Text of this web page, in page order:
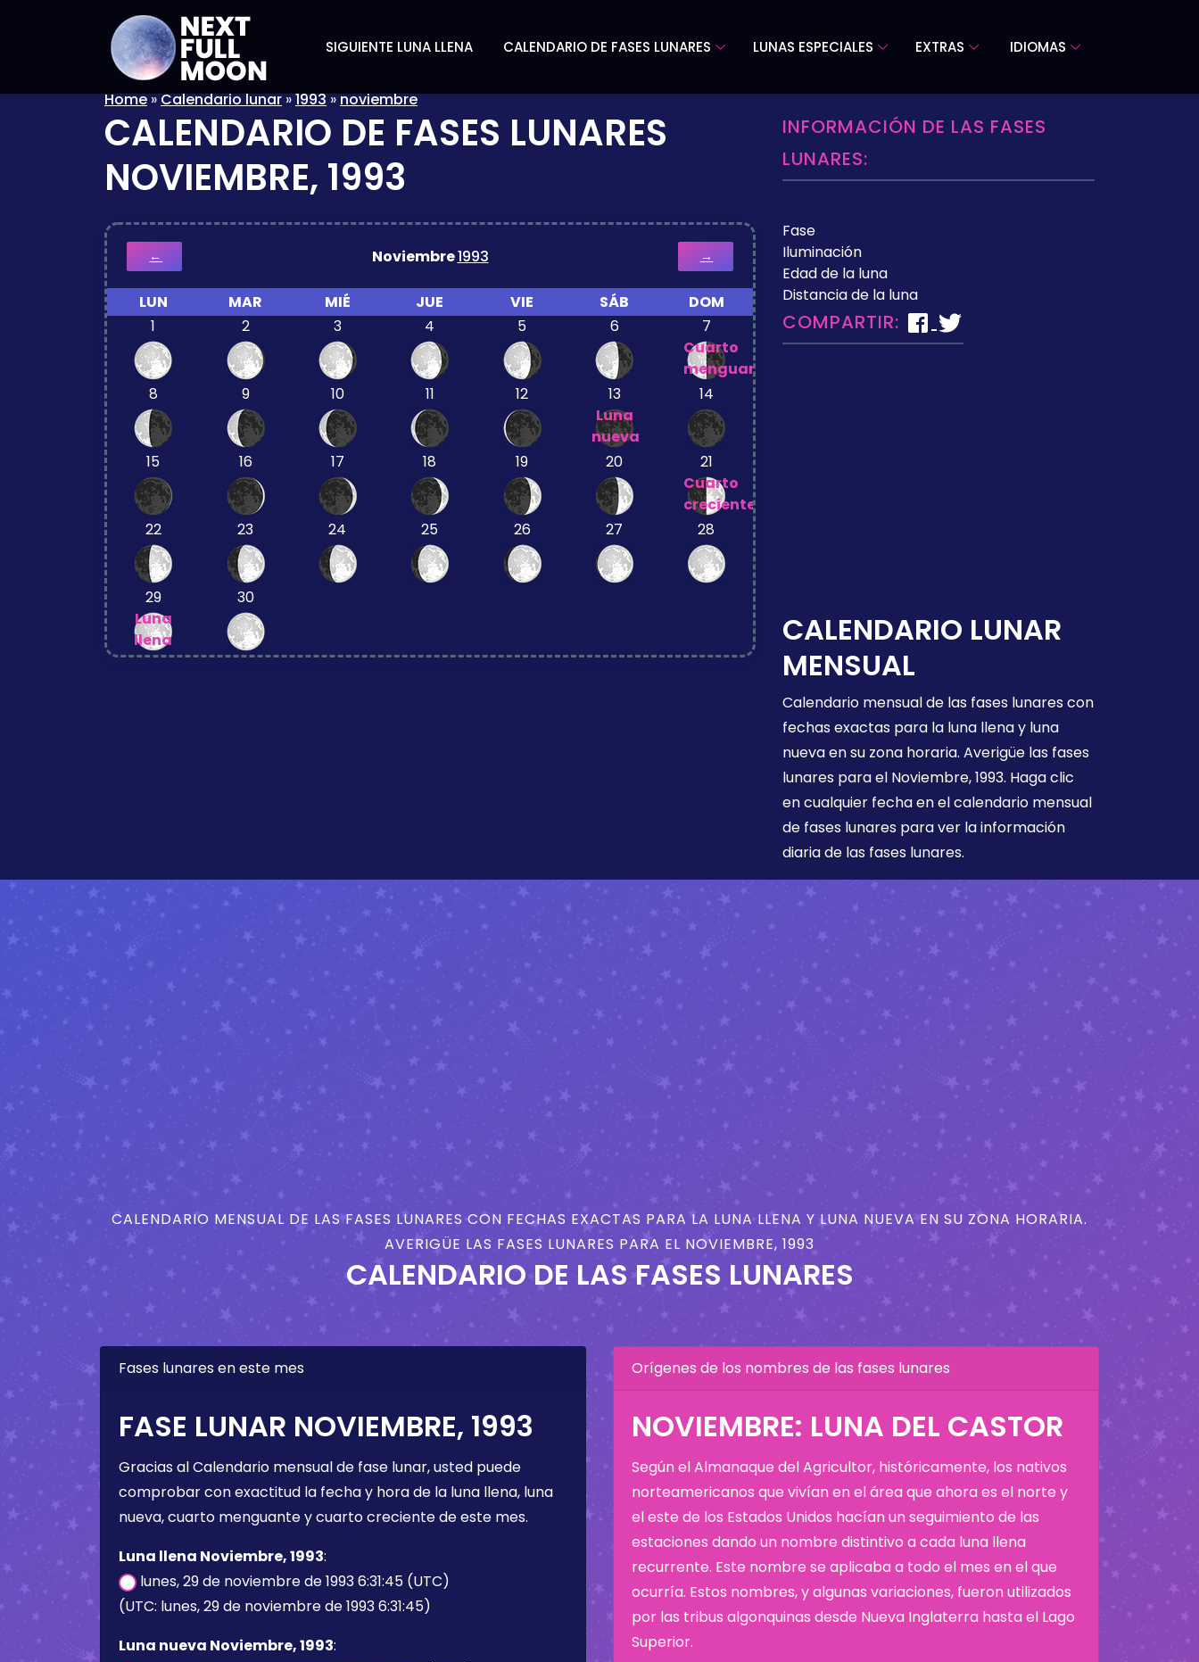
SIGUIENTE LUNA LLENA CALENDARIO DE FASES LUNARES LUNAS ESPECIALES EXTRAS IDIOMAS
Home»Calendario lunar»1993»noviembre
CALENDARIO DE FASES LUNARES
NOVIEMBRE, 1993
← Noviembre1993 →
LUN MAR MIÉ JUE VIE SÁB
DOM
1
2 3 4 5 6
7
Cuarto
menguante
8
9 10 11 12
13
Luna
nueva
14
15 16 17 18 19 20
21
Cuarto
creciente
22
23 24 25 26 27 28
29
Luna
llena
30
INFORMACIÓN DE LAS FASES
LUNARES:
Fase
Iluminación
Edad de la luna
Distancia de la luna
COMPARTIR:
CALENDARIO LUNAR
MENSUAL
Calendario mensual de las fases lunares con
fechas exactas para la luna llena y luna
nueva en su zona horaria. Averigüe las fases
lunares para el Noviembre, 1993. Haga clic
en cualquier fecha en el calendario mensual
de fases lunares para ver la información
diaria de las fases lunares.
CALENDARIO MENSUAL DE LAS FASES LUNARES CON FECHAS EXACTAS PARA LA LUNA LLENA Y LUNA NUEVA EN SU ZONA HORARIA.
AVERIGÜE LAS FASES LUNARES PARA EL NOVIEMBRE, 1993
CALENDARIO DE LAS FASES LUNARES
Fases lunares en este mes
FASE LUNAR NOVIEMBRE, 1993
Gracias al Calendario mensual de fase lunar, usted puede
comprobar con exactitud la fecha y hora de la luna llena, luna
nueva, cuarto menguante y cuarto creciente de este mes.
Luna llena Noviembre, 1993:
lunes, 29 de noviembre de 1993 6:31:45 (UTC)
(UTC: lunes, 29 de noviembre de 1993 6:31:45)
Luna nueva Noviembre, 1993:
Orígenes de los nombres de las fases lunares
NOVIEMBRE: LUNA DEL CASTOR
Según el Almanaque del Agricultor, históricamente, los nativos
norteamericanos que vivían en el área que ahora es el norte y
el este de los Estados Unidos hacían un seguimiento de las
estaciones dando un nombre distintivo a cada luna llena
recurrente. Este nombre se aplicaba a todo el mes en el que
ocurría. Estos nombres, y algunas variaciones, fueron utilizados
por las tribus algonquinas desde Nueva Inglaterra hasta el Lago
Superior.